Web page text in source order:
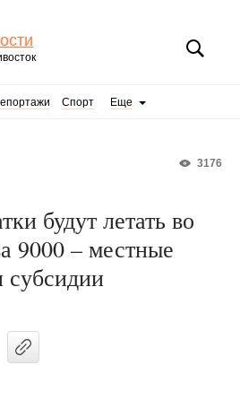
Спорт Еще
3176
будут летать во
9000 – местные
субсидии